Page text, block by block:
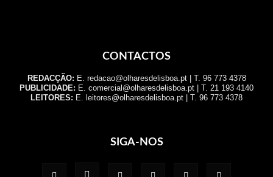
CONTACTOS
REDACÇÃO: E. redacao@olharesdelisboa.pt | T. 96 773 4378
PUBLICIDADE: E. comercial@olharesdelisboa.pt | T. 21 193 4140
LEITORES: E. leitores@olharesdelisboa.pt | T. 96 773 4378
SIGA-NOS